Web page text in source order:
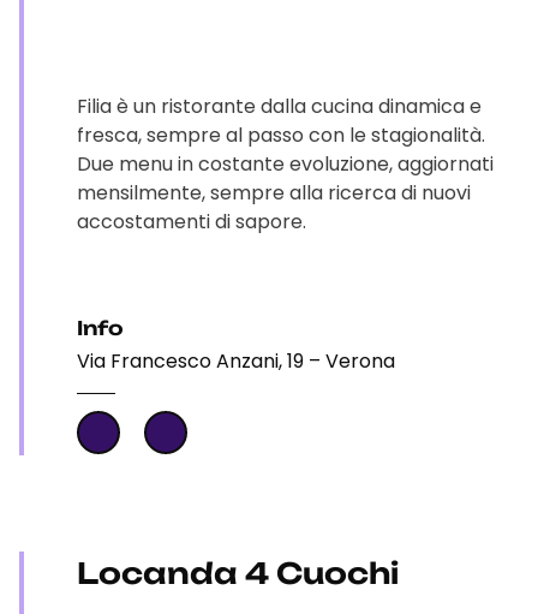
Filia è un ristorante dalla cucina dinamica e
fresca, sempre al passo con le stagionalità.
Due menu in costante evoluzione, aggiornati
mensilmente, sempre alla ricerca di nuovi
accostamenti di sapore.
Info
Via Francesco Anzani, 19 – Verona
Locanda 4 Cuochi